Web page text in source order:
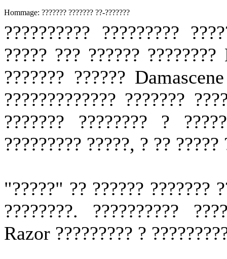
Hommage: ??????? ??????? ??-???????
?????????? ?????????
????? ??? ??????
??????? ??????
????????????? ???????
??????? ???????? ?
????????? ?????, ? ??
"?????" ?? ?????? ???????
????????. ??????????
Razor ????????? ?